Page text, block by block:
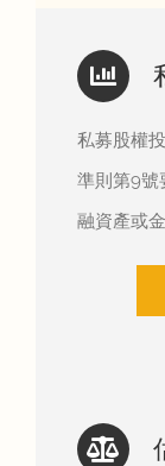
私募股權
準則第9號
融資產或